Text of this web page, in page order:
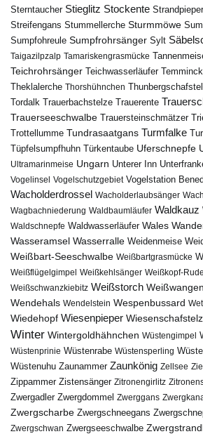
Sterntaucher Stieglitz Stockente Strandpieper
Streifengans Stummellerche Sturmmöwe
Sumpfohreule Sumpfrohrsänger Sylt
Taigazilpzalp Tamariskengrasmücke
Teichrohrsänger Teichwasserläufer
Theklalerche Thorshühnchen
Tordalk Trauerbachstelze Trauerente
Trauerseeschwalbe Trauersteinschmätzer
Trottellumme Tundrasaatgans Turmfalke
Tüpfelsumpfhuhn
Türkentaube Uferschnepfe
Ultramarinmeise Ungarn Unterer Inn
Vogelinsel Vogelschutzgebiet Vogelstation
Wacholderdrossel Wacholderlaubsänger
Wagbachniederung Waldbaumläufer Waldkauz
Waldschnepfe Waldwasserläufer Wales
Wasseramsel Wasserralle Weidenmeise
Weißbart-Seeschwalbe Weißbartgrasmücke
Weißflügelgimpel Weißkehlsänger Weißkopf-
Weißschwanzkiebitz Weißstorch
Wendehals Wendelstein Wespenbussard
Wiedehopf Wiesenpieper
Winter Wintergoldhähnchen Wüstengimpel
Wüstenprinie Wüstenrabe Wüstensperling
Wüstenuhu Zaunammer Zaunkönig Zellsee
Zippammer Zistensänger Zitronengirlitz
Zwergadler Zwergdommel Zwerggans
Zwergscharbe Zwergschneegans
Zwergschwan Zwergseeschwalbe